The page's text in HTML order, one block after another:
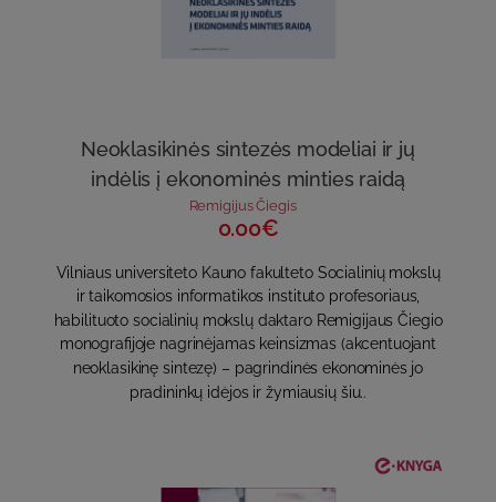
Neoklasikinės sintezės modeliai ir jų
indėlis į ekonominės minties raidą
Remigijus Čiegis
0.00€
Vilniaus universiteto Kauno fakulteto Socialinių mokslų
ir taikomosios informatikos instituto profesoriaus,
habilituoto socialinių mokslų daktaro Remigijaus Čiegio
monografijoje nagrinėjamas keinsizmas (akcentuojant
neoklasikinę sintezę) – pagrindinės ekonominės jo
pradininkų idėjos ir žymiausių šiu..